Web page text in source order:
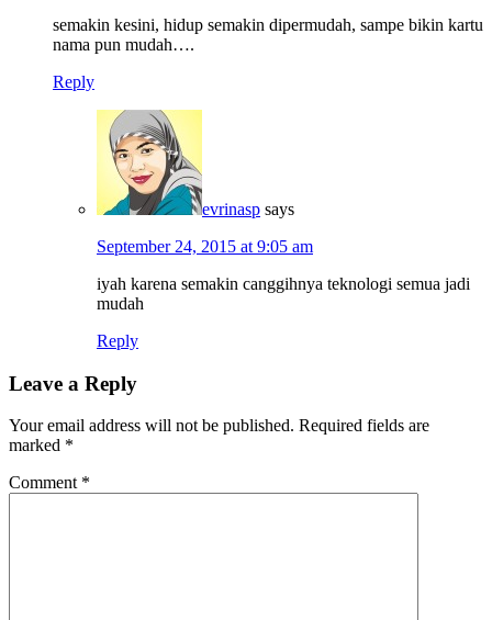
semakin kesini, hidup semakin dipermudah, sampe bikin kartu
nama pun mudah….
Reply
evrinasp says
September 24, 2015 at 9:05 am
iyah karena semakin canggihnya teknologi semua jadi
mudah
Reply
Leave a Reply
Your email address will not be published. Required fields are
marked *
Comment *